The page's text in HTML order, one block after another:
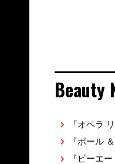
Beauty
『オペラ
『ポール
『ビーエ